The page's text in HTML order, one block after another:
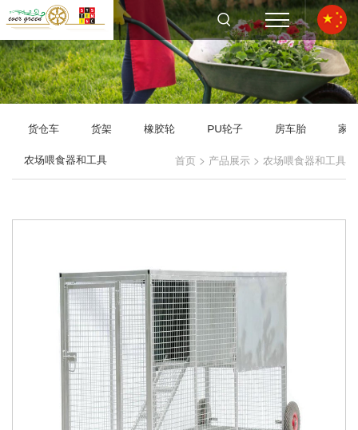
货仓车 货架 橡胶轮 PU轮子 房车胎 家
农场喂食器和工具 首页 > 产品展示 > 农场喂食器和工具